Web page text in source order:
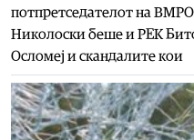
потпретседателот на
Николоски беше и РЕК
Осломеј и скандалите кои